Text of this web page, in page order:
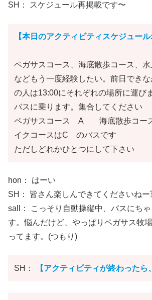
SH： スケジュール再掲載です〜
【本日のアクティビティスケジュー
ペガサスコース、海底散歩コース、
などもう一度経験したい。前日でき
の人は13:00にそれぞれの場所に運び
バスに乗ります。集合してください
ペガサスコース A 海底散歩コ
イクコースはC のバスです
ただしどれかひとつにして下さい
hon： はーい
SH： 皆さん楽しんできてくださいねー
sall： こっそり自動操縦中、バスにち
す。悩んだけど、やっぱりペガサス牧
ってます。(つもり)
SH： 【アクティビティが終わったら